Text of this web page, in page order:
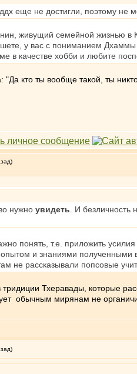
еще не достигли, поэтому не
живущий семейной жизнью в
у вас с пониманием
в качестве хобби и любите
"Да кто ты вообще такой, ты
нужно увидеть . И
понять, т.е. приложить
и знаниями полученными
не рассказывали попсовые
Тхеравады, которые
обычным мирянам не